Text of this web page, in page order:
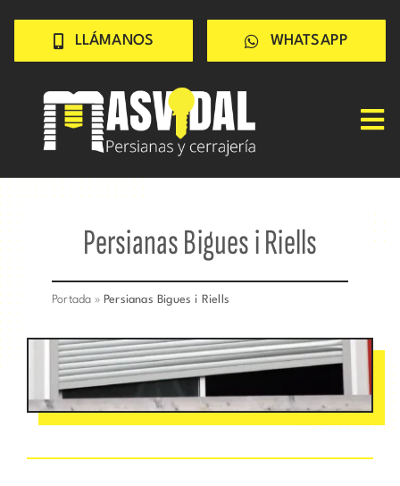
Saltar
contenido
LLÁMANOS WHATSAPP
PERSIANAS
CERRAJERÍA
CONSEJOS
CONÓCENOS
Contacto rápido
Persianas Bigues i Riells
Portada » Persianas Bigues i Riells